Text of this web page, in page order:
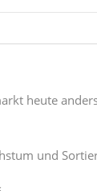
heute
und